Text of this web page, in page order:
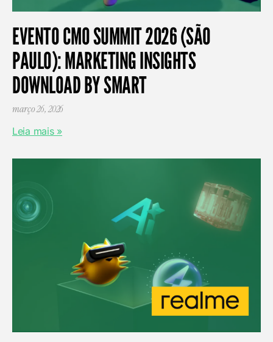
EVENTO CMO SUMMIT 2026 (SÃO
PAULO): MARKETING INSIGHTS
DOWNLOAD BY SMART
março 26, 2026
Leia mais »